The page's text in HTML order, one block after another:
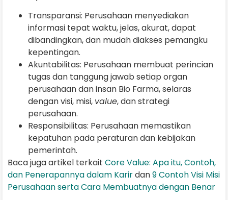
Transparansi: Perusahaan menyediakan
informasi tepat waktu, jelas, akurat, dapat
dibandingkan, dan mudah diakses pemangku
kepentingan.
Akuntabilitas: Perusahaan membuat perincian
tugas dan tanggung jawab setiap organ
perusahaan dan insan Bio Farma, selaras
dengan visi, misi, value, dan strategi
perusahaan.
Responsibilitas: Perusahaan memastikan
kepatuhan pada peraturan dan kebijakan
pemerintah.
Baca juga artikel terkait Core Value: Apa itu, Contoh,
dan Penerapannya dalam Karirdan9 Contoh Visi Misi
Perusahaan serta Cara Membuatnya dengan Benar